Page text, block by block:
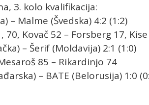
3. kolo kvalifikacija:
– Malme (Švedska) 4:2 (1:2)
70, Kovač 52 – Forsberg 17,
– Šerif (Moldavija) 2:1 (1:0)
85 – Rikardinjo 74
– BATE (Belorusija) 1:0